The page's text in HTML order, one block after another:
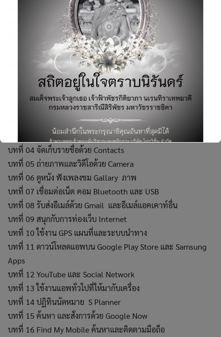
จำนวนหน้า: 510 หน้า
พิมพ์ครั้งที่ 1: ธันวาคม 2555
ลักษณะพิเศษ: พิมพ์ 4 สี
ระดับความยากง่าย: ผู้เริ่มต้นถึงระดับกลาง
ผู้จัดจำหน่าย: บริษัท ซีเอ็ดยูเคชั่น จำกัด (มหาชน)
บทที่ 01 รู้จักกับ Samsung Galaxy S III
บทที่ 02 เริ่มต้นใช้งาน Samsung Galaxy S3
บทที่ 03 ใช้งานโทรศัพท์และ SMS/MMS
บทที่ 04 จัดเก็บรายชื่อด้วย Contacts
บทที่ 05 ถ่ายภาพและวิดีโอด้วย Camera
บทที่ 06 ดูหนัง ฟังเพลงชม Gallary ภาพ
บทที่ 07 เชื่อมต่อเน็ต คอม Bluetooth และ USB
บทที่ 08 รับส่งอีเมล์ด้วย Gmail และอีเมล์แอคเคาท์อื่น
บทที่ 09 สนุกกับการท่องเว็บ Internet
บทที่ 10 ใช้งาน GPS แผนที่และระบบนำทาง
บทที่ 11 ดาวน์โหลดแอพบน Google Play Store และ Samsung
Apps
บทที่ 12 YouTube และ Social Network
บทที่ 13 ใช้งานแอพทั่วไปที่ให้มากับเครื่อง
บทที่ 14 ปฏิทินนัดหมาย S Planner
บทที่ 15 ค้นหา และสั่งการด้วย Google Now
บทที่ 16 Find My Mobile ค้นหาและติดตามมือถือ
This will close in6seconds